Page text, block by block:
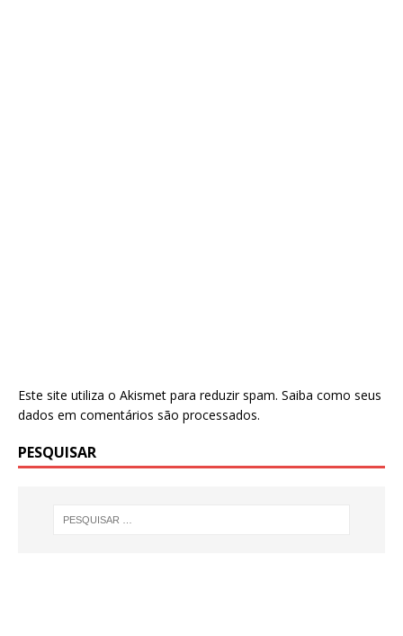
Este site utiliza o Akismet para reduzir spam. Saiba como seus
dados em comentários são processados.
PESQUISAR